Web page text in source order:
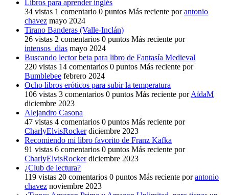
Libros para aprender inglés
34 vistas 1 comentario 0 puntos Más reciente porantonio
chavez mayo 2024
Tirano Banderas (Valle-Inclán)
26 vistas 2 comentarios 0 puntos Más reciente por
intensos_dias mayo 2024
Buscando lector beta para libro de Fantasía Medieval
220 vistas 14 comentarios 0 puntos Más reciente por
Bumblebee febrero 2024
Ocho libros eróticos para subir la temperatura
106 vistas 3 comentarios 0 puntos Más reciente porAïdaM
diciembre 2023
Alejandro Casona
47 vistas 4 comentarios 0 puntos Más reciente por
CharlyElvisRocker diciembre 2023
Recomiendo mi libro favorito de Franz Kafka
91 vistas 6 comentarios 0 puntos Más reciente por
CharlyElvisRocker diciembre 2023
¿Club de lectura?
119 vistas 20 comentarios 0 puntos Más reciente porantonio
chavez noviembre 2023